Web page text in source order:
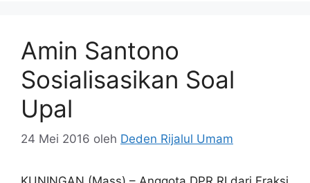
Amin Santono
Sosialisasikan Soal
Upal
24 Mei 2016 oleh Deden Rijalul Umam